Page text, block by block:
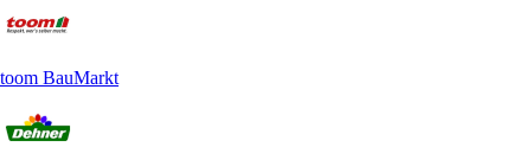
toom BauMarkt